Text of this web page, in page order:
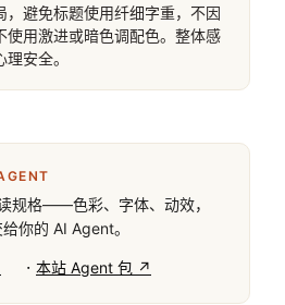
，避免标题使用纤细字重，不因
使用激进或暗色调配色。整体感
安全。
规格——色彩、字体、动效，
你的 AI Agent。
· 本站 Agent 包 ↗